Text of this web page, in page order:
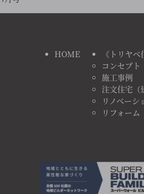
HOME
《トリヤ
コンセプト
施工事例
注文住宅（
リノベーシ
リフォーム